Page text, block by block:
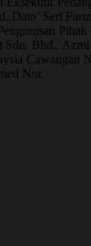
Seri
Pihak
Sdn. Bhd.,
Cawangan
Nor.